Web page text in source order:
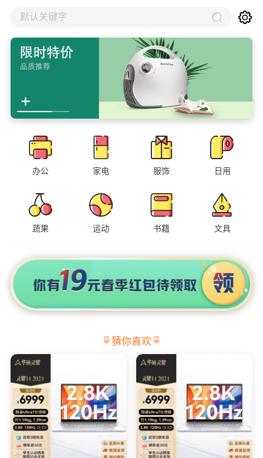
默认关键字
办公 家电 服饰 日用
蔬果 运动 书籍 文具
猜你喜欢